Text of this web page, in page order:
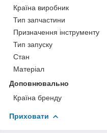
Країна виробник
Тип запчастини
Призначення інструменту
Тип запуску
Стан
Матеріал
Доповнювально
Країна бренду
Приховати